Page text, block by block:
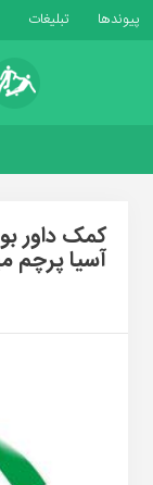
پیوندها تبلیغات
آسیا پرچم